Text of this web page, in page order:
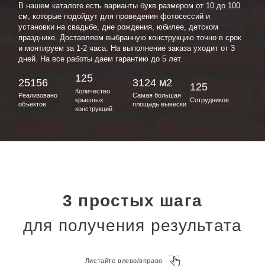
В нашем каталоге есть варианты букв размером от 10 до 100
см, которые подойдут для проведения фотосессий и
установки на свадьбе, дне рождения, юбилее, детском
празднике. Доставляем выбранную конструкцию точно в срок
и монтируем за 1-2 часа. На выполнение заказа уходит от 3
дней. На все работы даем гарантию до 5 лет.
25156
Реализовано
объектов
125
Количество
крышных
конструкций
3124 м2
Самая большая
площадь вывески
125
Сотрудников
3 простых шага
для получения результата
Листайте влево/вправо